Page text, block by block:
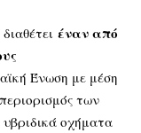
έναν από
Ένωση με μέση
των
οχήματα